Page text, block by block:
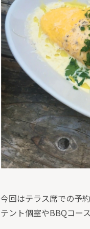
今回はテラス席での予
テント個室やBBQコー